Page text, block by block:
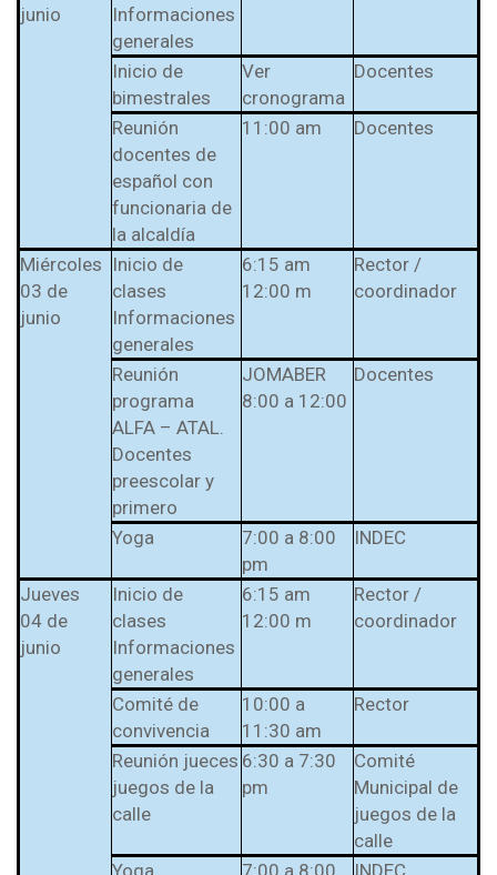
Prest-Math para
Quiero Saber
junio
Informaciones
generales
Inicio de
bimestrales
Ver
cronograma
Docentes
Reunión
docentes de
español con
funcionaria de
la alcaldía
11:00 am Docentes
Miércoles
03 de
junio
Inicio de
clases
Informaciones
generales
6:15 am
12:00 m
Rector /
coordinador
Reunión
programa
ALFA – ATAL.
Docentes
preescolar y
primero
JOMABER
8:00 a 12:00
Docentes
Yoga
7:00 a 8:00
pm
INDEC
Jueves
04 de
junio
Inicio de
clases
Informaciones
generales
6:15 am
12:00 m
Rector /
coordinador
Comité de
convivencia
10:00 a
11:30 am
Rector
Reunión jueces
juegos de la
calle
6:30 a 7:30
pm
Comité
Municipal de
juegos de la
calle
Yoga
7:00 a 8:00
INDEC